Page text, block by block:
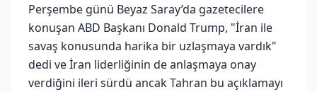
Perşembe günü Beyaz Saray’da gazetecilere
konuşan ABD Başkanı Donald Trump, "İran ile
savaş konusunda harika bir uzlaşmaya vardık"
dedi ve İran liderliğinin de anlaşmaya onay
verdiğini ileri sürdü ancak Tahran bu açıklamayı